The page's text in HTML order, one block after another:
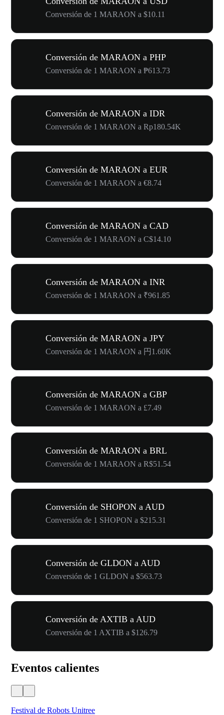
Conversión de 1 MARAON a $10.11
Conversión de MARAON a PHP
Conversión de 1 MARAON a ₱613.73
Conversión de MARAON a IDR
Conversión de 1 MARAON a Rp180.54K
Conversión de MARAON a EUR
Conversión de 1 MARAON a €8.74
Conversión de MARAON a CAD
Conversión de 1 MARAON a C$14.10
Conversión de MARAON a INR
Conversión de 1 MARAON a ₹961.85
Conversión de MARAON a JPY
Conversión de 1 MARAON a 円1.60K
Conversión de MARAON a GBP
Conversión de 1 MARAON a £7.49
Conversión de MARAON a BRL
Conversión de 1 MARAON a R$51.54
Conversión de SHOPON a AUD
Conversión de 1 SHOPON a $215.31
Conversión de GLDON a AUD
Conversión de 1 GLDON a $563.73
Conversión de AXTIB a AUD
Conversión de 1 AXTIB a $126.79
Eventos calientes
Festival de Robots Unitree